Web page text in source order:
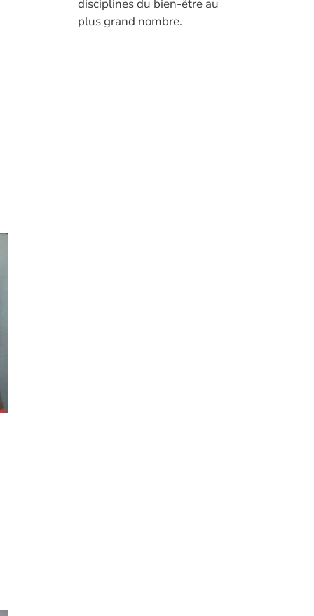
disciplines du bien-être au
plus grand nombre.